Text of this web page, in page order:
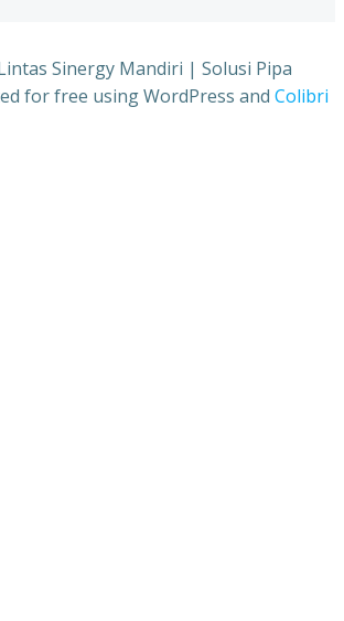
Sinergy Mandiri | Solusi Pipa
for free using WordPress and Colibri